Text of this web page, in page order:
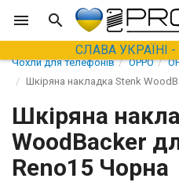
СЛАВА УКРАЇНІ
Чохли для телефонів OPPO
Шкіряна накладка Stenk
Шкіряна
WoodBacker
Reno15 Чорна